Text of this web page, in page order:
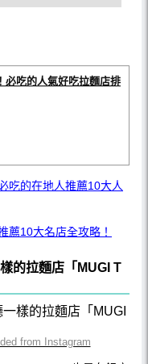
必吃的人氣好吃拉麵店排
吃的在地人推薦10大人
薦10大名店全攻略！
的拉麵店「MUGI T
from Instagram